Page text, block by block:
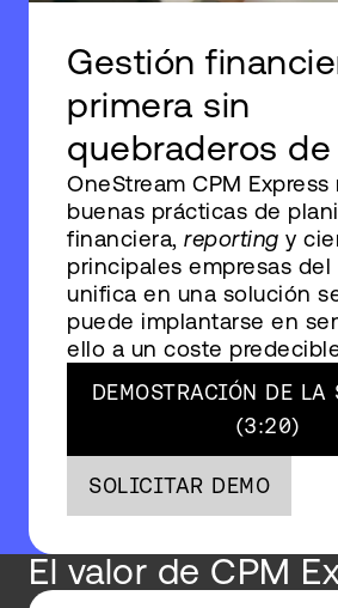
Gestión
primera sin
quebraderos
OneStream CPM Express
buenas prácticas de
financiera, reporting y
principales empresas del
unifica en una solución
puede implantarse en
ello a un coste
DEMOSTRACIÓN DE LA
(3:20)
SOLICITAR DEMO
El valor de CPM